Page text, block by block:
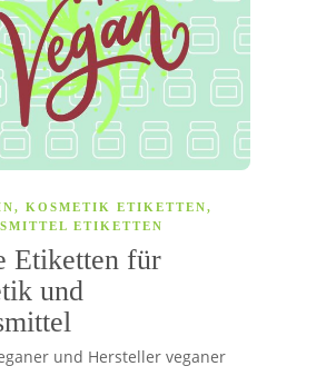
, KOSMETIK ETIKETTEN,
ETIKETTEN
Etiketten für
und
und Hersteller veganer